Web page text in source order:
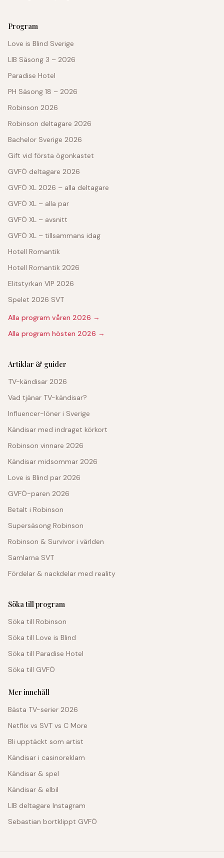
Program
Love is Blind Sverige
LIB Säsong 3 – 2026
Paradise Hotel
PH Säsong 18 – 2026
Robinson 2026
Robinson deltagare 2026
Bachelor Sverige 2026
Gift vid första ögonkastet
GVFÖ deltagare 2026
GVFÖ XL 2026 – alla deltagare
GVFÖ XL – alla par
GVFÖ XL – avsnitt
GVFÖ XL – tillsammans idag
Hotell Romantik
Hotell Romantik 2026
Elitstyrkan VIP 2026
Spelet 2026 SVT
Alla program våren 2026 →
Alla program hösten 2026 →
Artiklar & guider
TV-kändisar 2026
Vad tjänar TV-kändisar?
Influencer-löner i Sverige
Kändisar med indraget körkort
Robinson vinnare 2026
Kändisar midsommar 2026
Love is Blind par 2026
GVFÖ-paren 2026
Betalt i Robinson
Supersäsong Robinson
Robinson & Survivor i världen
Samlarna SVT
Fördelar & nackdelar med reality
Söka till program
Söka till Robinson
Söka till Love is Blind
Söka till Paradise Hotel
Söka till GVFÖ
Mer innehåll
Bästa TV-serier 2026
Netflix vs SVT vs C More
Bli upptäckt som artist
Kändisar i casinoreklam
Kändisar & spel
Kändisar & elbil
LIB deltagare Instagram
Sebastian bortklippt GVFÖ